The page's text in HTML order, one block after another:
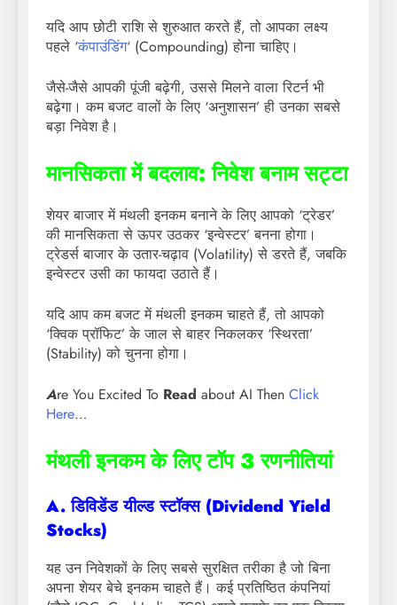
यदि आप छोटी राशि से शुरुआत करते हैं, तो आपका लक्ष्य
पहले ‘कंपाउंडिंग‘ (Compounding) होना चाहिए।
जैसे-जैसे आपकी पूंजी बढ़ेगी, उससे मिलने वाला रिटर्न भी
बढ़ेगा। कम बजट वालों के लिए ‘अनुशासन’ ही उनका सबसे
बड़ा निवेश है।
मानसिकता में बदलाव: निवेश बनाम सट्टा
शेयर बाजार में मंथली इनकम बनाने के लिए आपको ‘ट्रेडर’
की मानसिकता से ऊपर उठकर ‘इन्वेस्टर’ बनना होगा।
ट्रेडर्स बाजार के उतार-चढ़ाव (Volatility) से डरते हैं, जबकि
इन्वेस्टर उसी का फायदा उठाते हैं।
यदि आप कम बजट में मंथली इनकम चाहते हैं, तो आपको
‘क्विक प्रॉफिट’ के जाल से बाहर निकलकर ‘स्थिरता’
(Stability) को चुनना होगा।
Are You Excited To Read about AI Then Click
Here…
मंथली इनकम के लिए टॉप 3 रणनीतियां
A. डिविडेंड यील्ड स्टॉक्स (Dividend Yield
Stocks)
यह उन निवेशकों के लिए सबसे सुरक्षित तरीका है जो बिना
अपना शेयर बेचे इनकम चाहते हैं। कई प्रतिष्ठित कंपनियां